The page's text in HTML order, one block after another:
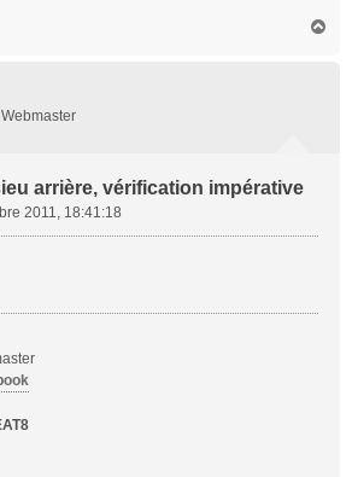
arrière, vérification impérative
2011, 18:41:18